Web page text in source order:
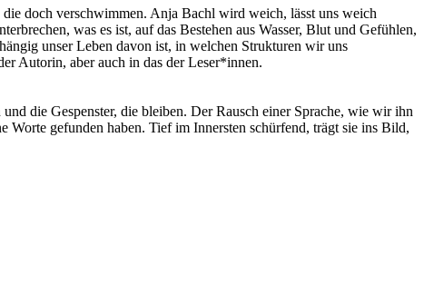
doch verschwimmen. Anja Bachl wird weich, lässt uns weich
was es ist, auf das Bestehen aus Wasser, Blut und Gefühlen,
unser Leben davon ist, in welchen Strukturen wir uns
Autorin, aber auch in das der Leser*innen.
die Gespenster, die bleiben. Der Rausch einer Sprache, wie wir ihn
Worte gefunden haben. Tief im Innersten schürfend, trägt sie ins Bild,